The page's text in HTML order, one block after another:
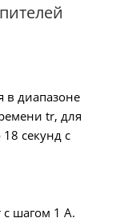
в диапазоне
tr, для
секунд с
с шагом 1 А.